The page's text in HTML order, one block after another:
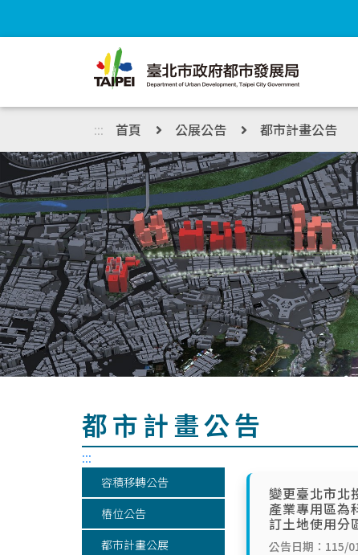
::: 首頁 公展公告 都市計畫公告
都市計畫公告
:::
容積移轉公告
樁位公告
都市計畫公展
變更臺北市北
產業專用區為
訂土地使用分
公告日期：115/